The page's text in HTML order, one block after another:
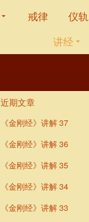
戒律 仪轨
讲经
近期文章
《金刚经》讲解 37
《金刚经》讲解 36
《金刚经》讲解 35
《金刚经》讲解 34
《金刚经》讲解 33